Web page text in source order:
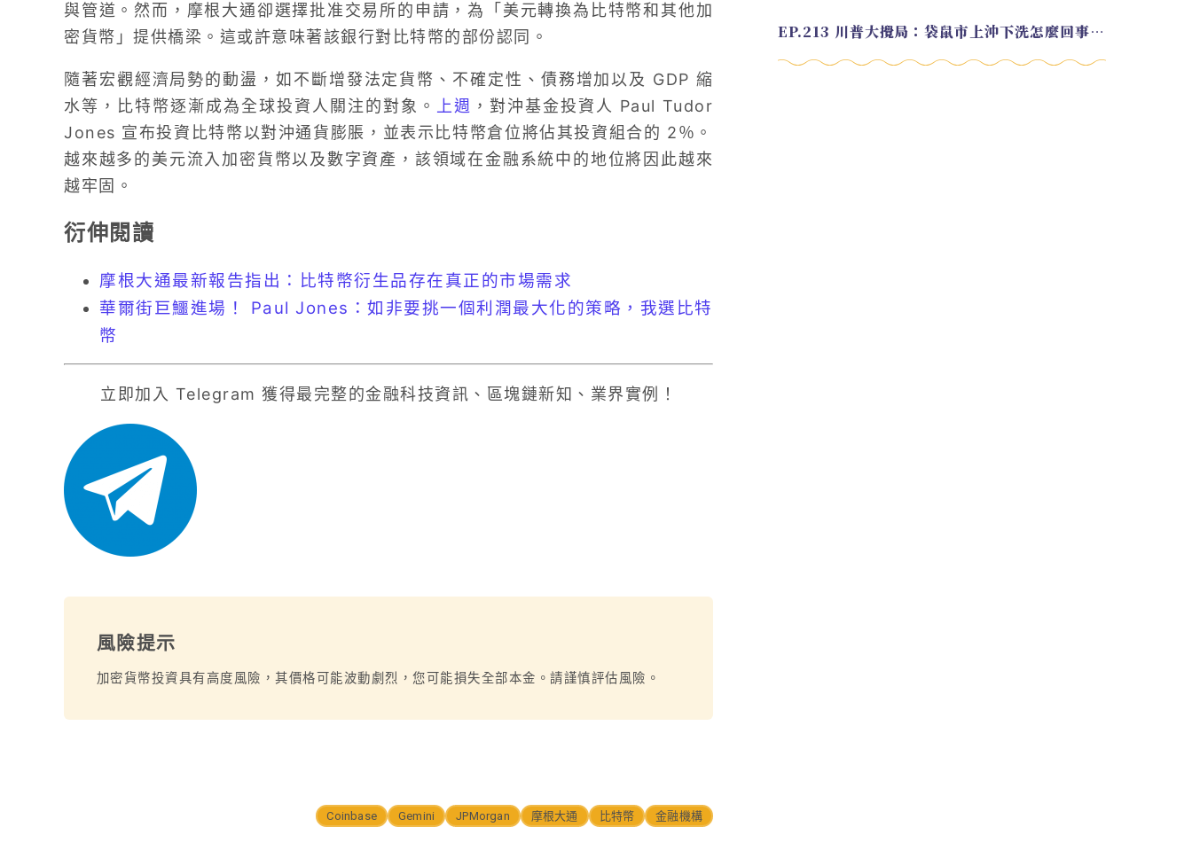
與管道。然而，摩根大通卻選擇批准交易所的申請，為「美元轉換為比特幣和其他加
密貨幣」提供橋梁。這或許意味著該銀行對比特幣的部份認同。
隨著宏觀經濟局勢的動盪，如不斷增發法定貨幣、不確定性、債務增加以及 GDP 縮
水等，比特幣逐漸成為全球投資人關注的對象。 上週 ，對沖基金投資人 Paul Tudor
Jones 宣布投資比特幣以對沖通貨膨脹，並表示比特幣倉位將佔其投資組合的 2％。
越來越多的美元流入加密貨幣以及數字資產，該領域在金融系統中的地位將因此越來
越牢固。
衍伸閱讀
摩根大通最新報告指出：比特幣衍生品存在真正的市場需求
華爾街巨鱷進場！ Paul Jones：如非要挑一個利潤最大化的策略，我選比特
幣
立即加入 Telegram 獲得最完整的金融科技資訊、區塊鏈新知、業界實例！
風險提示
加密貨幣投資具有高度風險，其價格可能波動劇烈，您可能損失全部本金。請謹慎評估風險。
Coinbase Gemini JPMorgan 摩根大通 比特幣 金融機構
EP.213 川普大攪局：袋鼠市上沖下洗怎麼回事？feat. Alvin